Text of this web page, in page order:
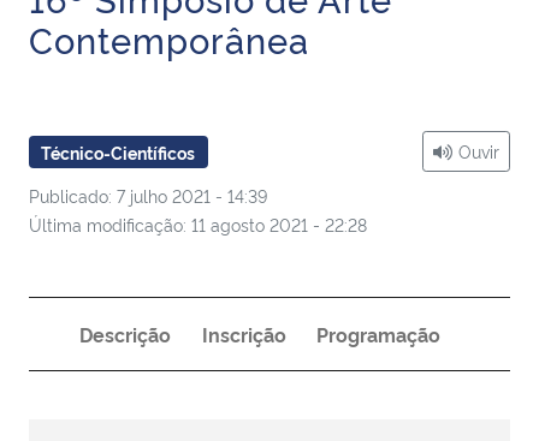
Ministério da Cidadania
Ministério de Minas e Energia
Ministério da Ciência, Tecnologia, Inovações e Comunicações
Ministério do Turismo
Contemporânea
Técnico-Científicos
Publicado: 7 julho 2021 - 14:39
Última modificação: 11 agosto 2021 - 22:28
Ouvir
Descrição Inscrição Programação